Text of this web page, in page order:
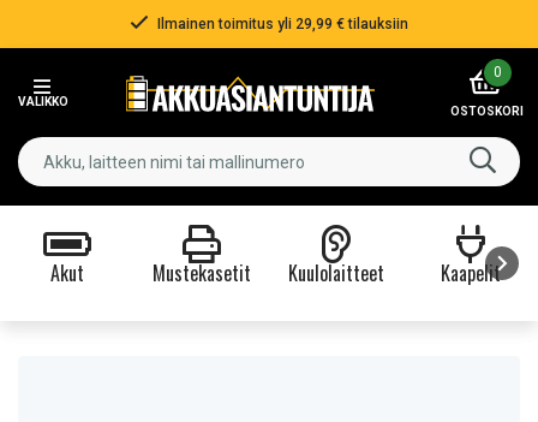
Ilmainen toimitus yli 29,99 € tilauksiin
VALIKKO
0
OSTOSKORI
Akut Mustekasetit Kuulolaitteet Kaapelit